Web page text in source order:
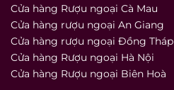
Cửa hàng Rượu ngoại Cà Mau
Cửa hàng rượu ngoại An Giang
Cửa hàng rượu ngoại Đồng Tháp
Cửa hàng Rượu ngoại Hà Nội
Cửa hàng Rượu ngoại Biên Hoà